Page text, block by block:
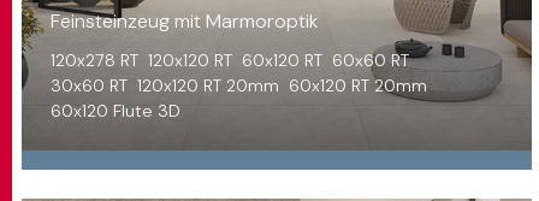
Feinsteinzeug mit Marmoroptik
120x278 RT 120x120 RT 60x120 RT 60x60 RT
30x60 RT 120x120 RT 20mm 60x120 RT 20mm
60x120 Flute 3D